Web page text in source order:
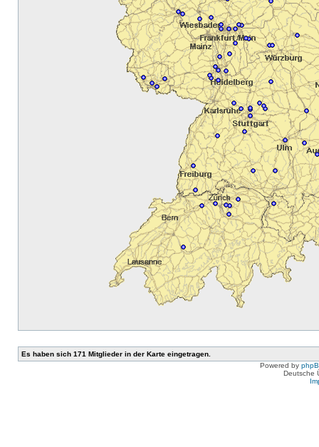
Es haben sich 171 Mitglieder in der Karte eingetragen.
Powered by
Deutsche